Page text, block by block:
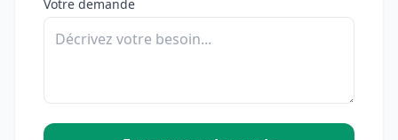
Votre demande